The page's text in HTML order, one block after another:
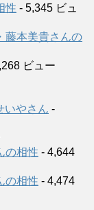
性 - 5,345 ビュ
藤本美貴さんの
ビュー
いやさん -
の相性 - 4,644
の相性 - 4,474